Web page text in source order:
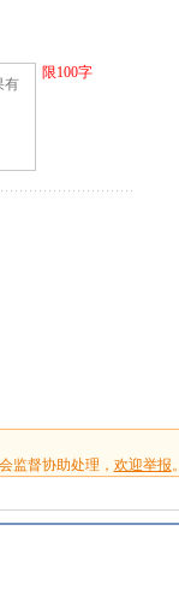
限100字
监督协助处理， 欢迎举报 。